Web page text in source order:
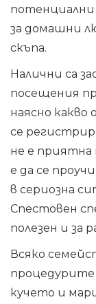
за домашни
скъпа.
Налични са
посещения
наясно
се
не е приятна
е да се
в сериозна
Спестовен
полезен и за
Всяко
процедурите
кучето и